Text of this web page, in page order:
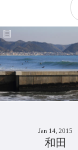
Jan 14, 2015
和田